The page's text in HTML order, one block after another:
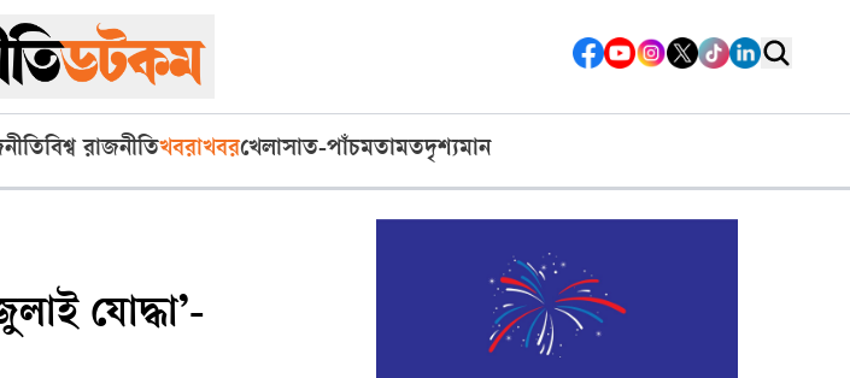
বিশ্ব রাজনীতিখবরাখবরখেলাসাত-পাঁচমতামতদৃশ্যমান
যোদ্ধা’-